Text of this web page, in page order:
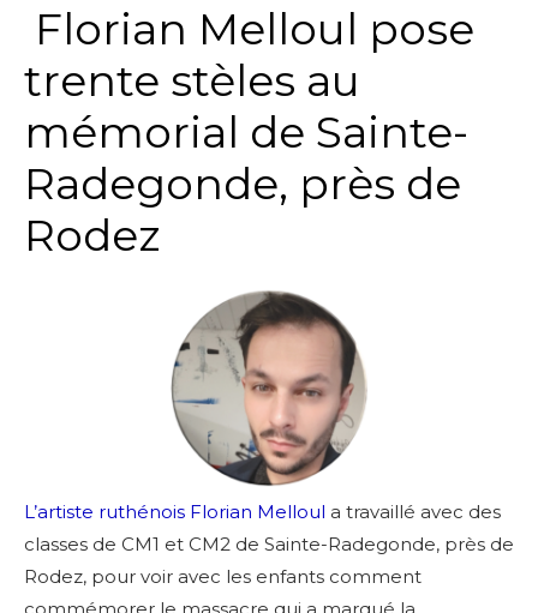
Florian Melloul pose
trente stèles au
mémorial de Sainte-
Radegonde, près de
Rodez
L’artiste ruthénois Florian Melloul a travaillé avec des
classes de CM1 et CM2 de Sainte-Radegonde, près de
Rodez, pour voir avec les enfants comment